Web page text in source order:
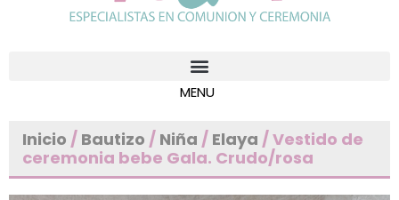
Inicio / Bautizo / Niña / Elaya / Vestido de
ceremonia bebe Gala. Crudo/rosa